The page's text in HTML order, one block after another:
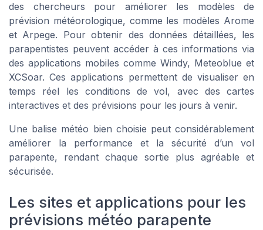
des chercheurs pour améliorer les modèles de
prévision météorologique, comme les modèles Arome
et Arpege. Pour obtenir des données détaillées, les
parapentistes peuvent accéder à ces informations via
des applications mobiles comme Windy, Meteoblue et
XCSoar. Ces applications permettent de visualiser en
temps réel les conditions de vol, avec des cartes
interactives et des prévisions pour les jours à venir.
Une balise météo bien choisie peut considérablement
améliorer la performance et la sécurité d’un vol
parapente, rendant chaque sortie plus agréable et
sécurisée.
Les sites et applications pour les
prévisions météo parapente